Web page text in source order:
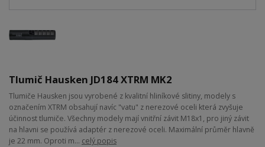
Tlumič Hausken JD184 XTRM MK2
Tlumiče Hausken jsou vyrobené z kvalitní hliníkové slitiny, modely s
označením XTRM obsahují navíc "vatu" z nerezové oceli která zvyšuje
účinnost tlumiče. Všechny modely mají vnitřní závit M18x1, pro jiný závit
na hlavni se používá adaptér z nerezové oceli. Maximální průměr hlavně
je 22 mm. Oproti m... celý popis